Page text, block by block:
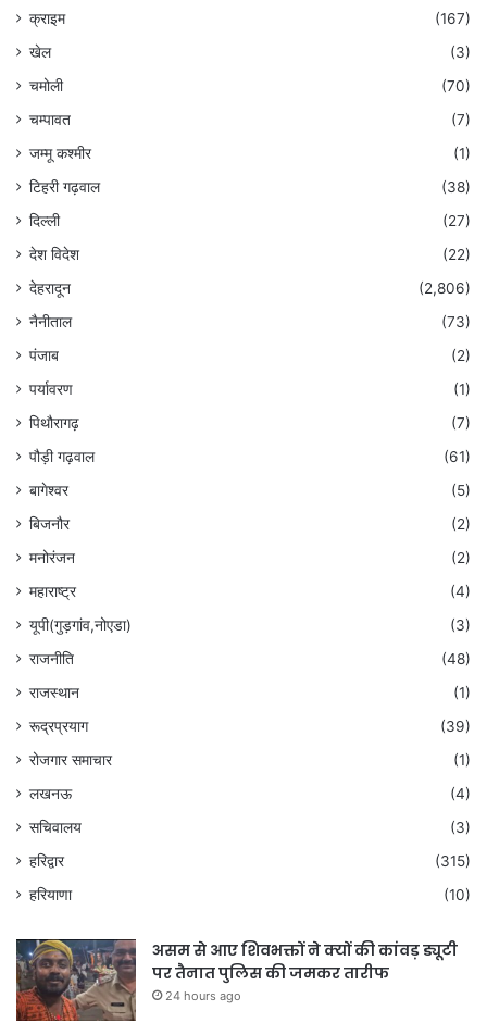
क्राइम
(167)
खेल
(3)
चमोली
(70)
चम्पावत
(7)
जम्मू कश्मीर
(1)
टिहरी गढ़वाल
(38)
दिल्ली
(27)
देश विदेश
(22)
देहरादून
(2,806)
नैनीताल
(73)
पंजाब
(2)
पर्यावरण
(1)
पिथौरागढ़
(7)
पौड़ी गढ़वाल
(61)
बागेश्वर
(5)
बिजनौर
(2)
मनोरंजन
(2)
महाराष्ट्र
(4)
यूपी(गुड़गांव,नोएडा)
(3)
राजनीति
(48)
राजस्थान
(1)
रूद्रप्रयाग
(39)
रोजगार समाचार
(1)
लखनऊ
(4)
सचिवालय
(3)
हरिद्वार
(315)
हरियाणा
(10)
असम से आए शिवभक्तों ने क्यों की कांवड़ ड्यूटी
पर तैनात पुलिस की जमकर तारीफ
24 hours ago